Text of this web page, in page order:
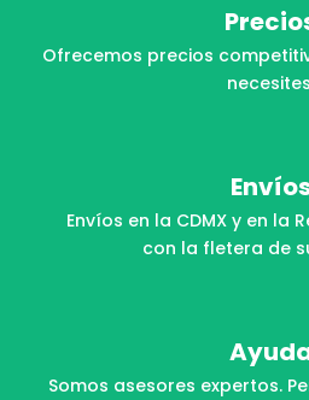
Ofrecemos precios
Envíos en la CDMX y en la
con la fletera de
Somos asesores expertos.